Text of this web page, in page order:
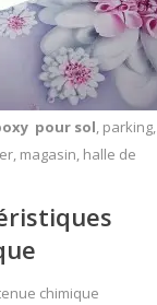
pour sol, parking,
magasin, halle de
chimique